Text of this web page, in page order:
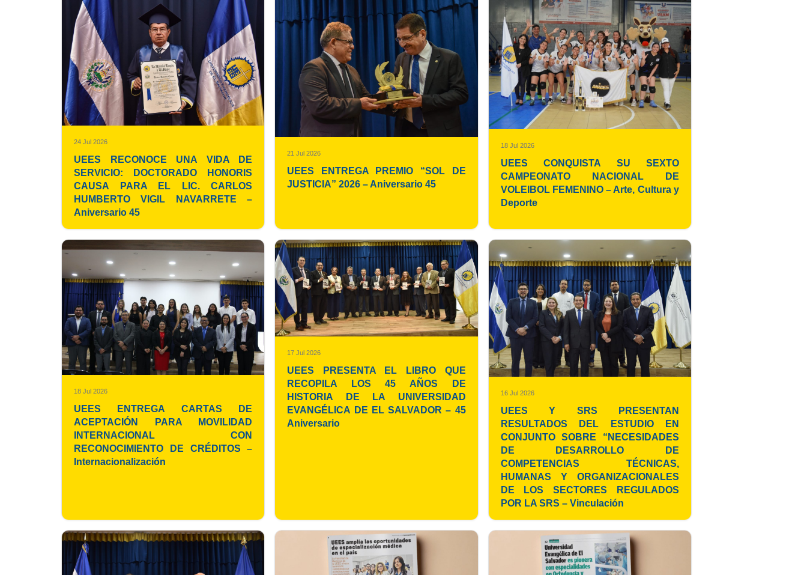
24 Jul 2026
UEES RECONOCE UNA VIDA DE
SERVICIO: DOCTORADO HONORIS
CAUSA PARA EL LIC. CARLOS
HUMBERTO VIGIL NAVARRETE –
Aniversario 45
21 Jul 2026
UEES ENTREGA PREMIO “SOL DE
JUSTICIA” 2026 – Aniversario 45
18 Jul 2026
UEES CONQUISTA SU SEXTO
CAMPEONATO NACIONAL DE
VOLEIBOL FEMENINO – Arte, Cultura y
Deporte
18 Jul 2026
UEES ENTREGA CARTAS DE
ACEPTACIÓN PARA MOVILIDAD
INTERNACIONAL CON
RECONOCIMIENTO DE CRÉDITOS –
Internacionalización
17 Jul 2026
UEES PRESENTA EL LIBRO QUE
RECOPILA LOS 45 AÑOS DE
HISTORIA DE LA UNIVERSIDAD
EVANGÉLICA DE EL SALVADOR – 45
Aniversario
16 Jul 2026
UEES Y SRS PRESENTAN
RESULTADOS DEL ESTUDIO EN
CONJUNTO SOBRE “NECESIDADES
DE DESARROLLO DE
COMPETENCIAS TÉCNICAS,
HUMANAS Y ORGANIZACIONALES
DE LOS SECTORES REGULADOS
POR LA SRS – Vinculación